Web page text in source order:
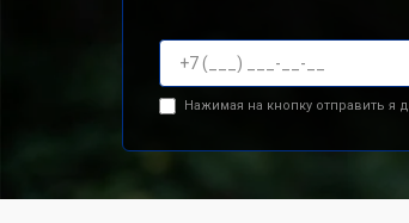
Нажимая на кнопку отправить я